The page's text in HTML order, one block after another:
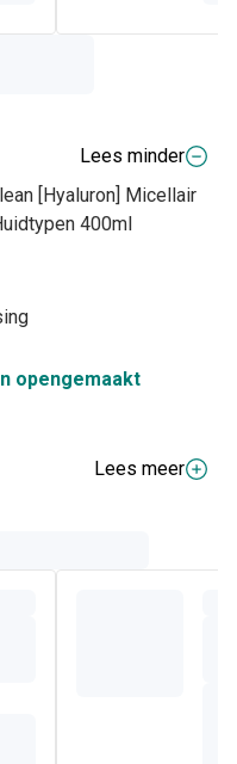
Lees minder
[Hyaluron] Micellair
400ml
opengemaakt
Lees meer
make-up en overtollig